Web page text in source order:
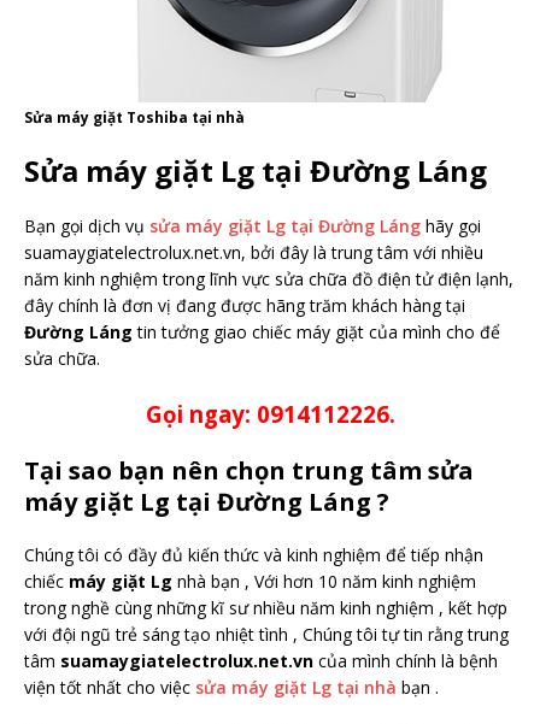
Sửa máy giặt Toshiba tại nhà
Sửa máy giặt Lg tại Đường Láng
Bạn gọi dịch vụ sửa máy giặt Lg tại Đường Láng hãy gọi
suamaygiatelectrolux.net.vn, bởi đây là trung tâm với nhiều
năm kinh nghiệm trong lĩnh vực sửa chữa đồ điện tử điện lạnh,
đây chính là đơn vị đang được hãng trăm khách hàng tại
Đường Láng tin tưởng giao chiếc máy giặt của mình cho để
sửa chữa.
Gọi ngay: 0914112226.
Tại sao bạn nên chọn trung tâm sửa
máy giặt Lg tại Đường Láng ?
Chúng tôi có đầy đủ kiến thức và kinh nghiệm để tiếp nhận
chiếc máy giặt Lg nhà bạn , Với hơn 10 năm kinh nghiệm
trong nghề cùng những kĩ sư nhiều năm kinh nghiệm , kết hợp
với đội ngũ trẻ sáng tạo nhiệt tình , Chúng tôi tự tin rằng trung
tâm suamaygiatelectrolux.net.vn của mình chính là bệnh
viện tốt nhất cho việc sửa máy giặt Lg tại nhà bạn .